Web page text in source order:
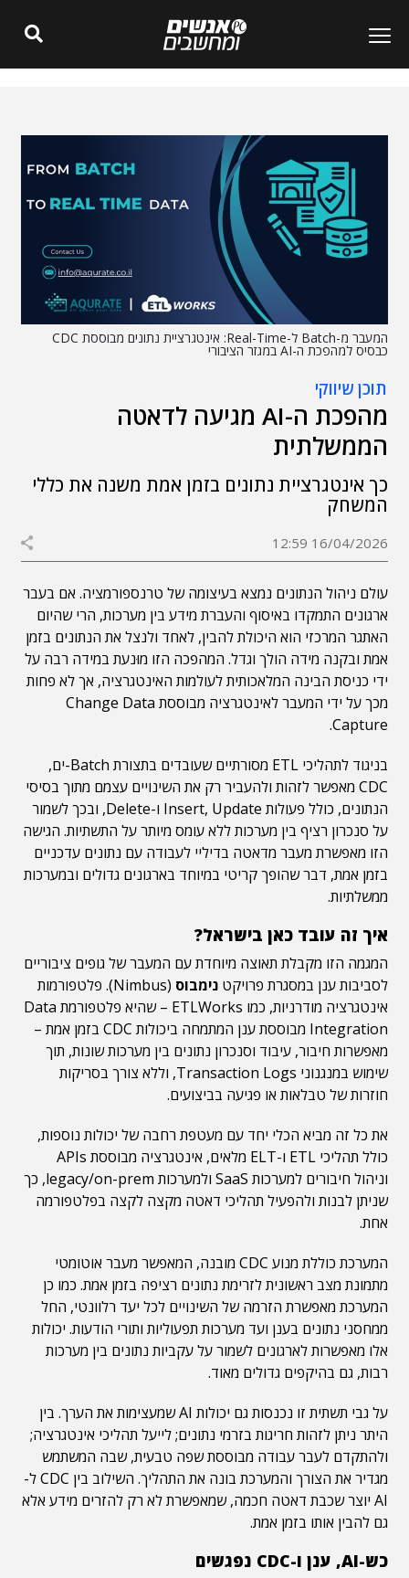
המעבר מ-Batch ל-Real-Time: אינטגרציית נתונים מבוססת CDC
כבסיס למהפכת ה-AI במגזר הציבורי
תוכן שיווקי
מהפכת ה-AI מגיעה לדאטה
הממשלתית
כך אינטגרציית נתונים בזמן אמת משנה את כללי
המשחק
16/04/2026 12:59
עולם ניהול הנתונים נמצא בעיצומה של טרנספורמציה. אם בעבר
ארגונים התמקדו באיסוף והעברת מידע בין מערכות, הרי שהיום
האתגר המרכזי הוא היכולת להבין, לאחד ולנצל את הנתונים בזמן
אמת ובקנה מידה הולך וגדל. המהפכה הזו מוּנעת במידה רבה על
ידי כניסת הבינה המלאכותית לעולמות האינטגרציה, אך לא פחות
מכך על ידי המעבר לאינטגרציה מבוססת Change Data
Capture.
בניגוד לתהליכי ETL מסורתיים שעובדים בתצורת Batch-ים,
CDC מאפשר לזהות ולהעביר רק את השינויים עצמם מתוך בסיסי
הנתונים, כולל פעולות Insert, Update ו-Delete, ובכך לשמור
על סנכרון רציף בין מערכות ללא עומס מיותר על התשתיות. הגישה
הזו מאפשרת מעבר מדאטה בדיליי לעבודה עם נתונים עדכניים
בזמן אמת, דבר שהופך קריטי במיוחד בארגונים גדולים ובמערכות
ממשלתיות.
איך זה עובד כאן בישראל?
המגמה הזו מקבלת תאוצה מיוחדת עם המעבר של גופים ציבוריים
לסביבות ענן במסגרת פרויקט נימבוס
(Nimbus). פלטפורמות
אינטגרציה מודרניות, כמו ETLWorks – שהיא פלטפורמת Data
Integration מבוססת ענן המתמחה ביכולות CDC בזמן אמת –
מאפשרות חיבור, עיבוד וסנכרון נתונים בין מערכות שונות, תוך
שימוש במנגנוני Transaction Logs, וללא צורך בסריקות
חוזרות של טבלאות או פגיעה בביצועים.
את כל זה מביא הכלי יחד עם מעטפת רחבה של יכולות נוספות,
כולל תהליכי ETL ו-ELT מלאים, אינטגרציה מבוססת APIs
וניהול חיבורים למערכות SaaS ולמערכות legacy/on-prem, כך
שניתן לבנות ולהפעיל תהליכי דאטה מקצה לקצה בפלטפורמה
אחת.
המערכת כוללת מנוע CDC מובנה, המאפשר מעבר אוטומטי
מתמונת מצב ראשונית לזרימת נתונים רציפה בזמן אמת. כמו כן
המערכת מאפשרת הזרמה של השינויים לכל יעד רלוונטי, החל
ממחסני נתונים בענן ועד מערכות תפעוליות ותורי הודעות. יכולות
אלו מאפשרות לארגונים לשמור על עקביות נתונים בין מערכות
רבות, גם בהיקפים גדולים מאוד.
על גבי תשתית זו נכנסות גם יכולות AI שמעצימות את הערך. בין
היתר ניתן לזהות חריגות בזרמי נתונים; לייעל תהליכי אינטגרציה;
ולהתקדם לעבר עבודה מבוססת שפה טבעית, שבה המשתמש
מגדיר את הצורך והמערכת בונה את התהליך. השילוב בין CDC ל-
AI יוצר שכבת דאטה חכמה, שמאפשרת לא רק להזרים מידע אלא
גם להבין אותו בזמן אמת.
כש-AI, ענן ו-CDC נפגשים